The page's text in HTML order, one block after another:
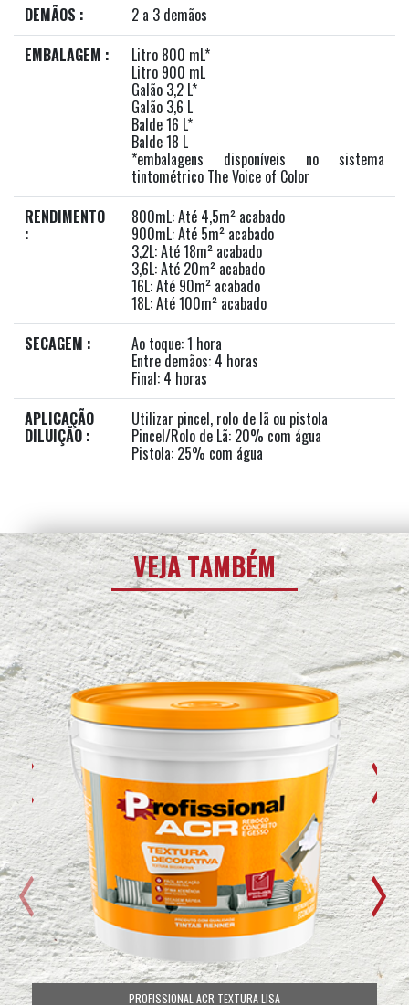
DEMÃOS :
2 a 3 demãos
EMBALAGEM :
Litro 800 mL*
Litro 900 mL
Galão 3,2 L*
Galão 3,6 L
Balde 16 L*
Balde 18 L
*embalagens disponíveis no sistema
tintométrico The Voice of Color
RENDIMENTO
:
800mL: Até 4,5m² acabado
900mL: Até 5m² acabado
3,2L: Até 18m² acabado
3,6L: Até 20m² acabado
16L: Até 90m² acabado
18L: Até 100m² acabado
SECAGEM :
Ao toque: 1 hora
Entre demãos: 4 horas
Final: 4 horas
APLICAÇÃO
DILUIÇÃO :
Utilizar pincel, rolo de lã ou pistola
Pincel/Rolo de Lã: 20% com água
Pistola: 25% com água
VEJA TAMBÉM
PROFISSIONAL ACR TEXTURA LISA
PROFISSIONAL ACR TEXTURA MÉDIA
REKOLOR PRÓ FOSCO Acrílico Premium